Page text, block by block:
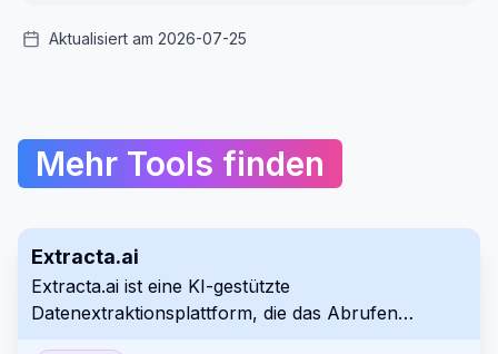
Aktualisiert am 2026-07-25
Mehr Tools finden
Extracta.ai
Extracta.ai ist eine KI-gestützte
Datenextraktionsplattform, die das Abrufen